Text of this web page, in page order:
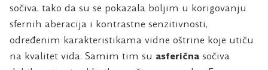
sočiva, tako da su se pokazala boljim u korigovanju
sfernih aberacija i kontrastne senzitivnosti,
određenim karakteristikama vidne oštrine koje utiču
na kvalitet vida. Samim tim su asferičnasočiva